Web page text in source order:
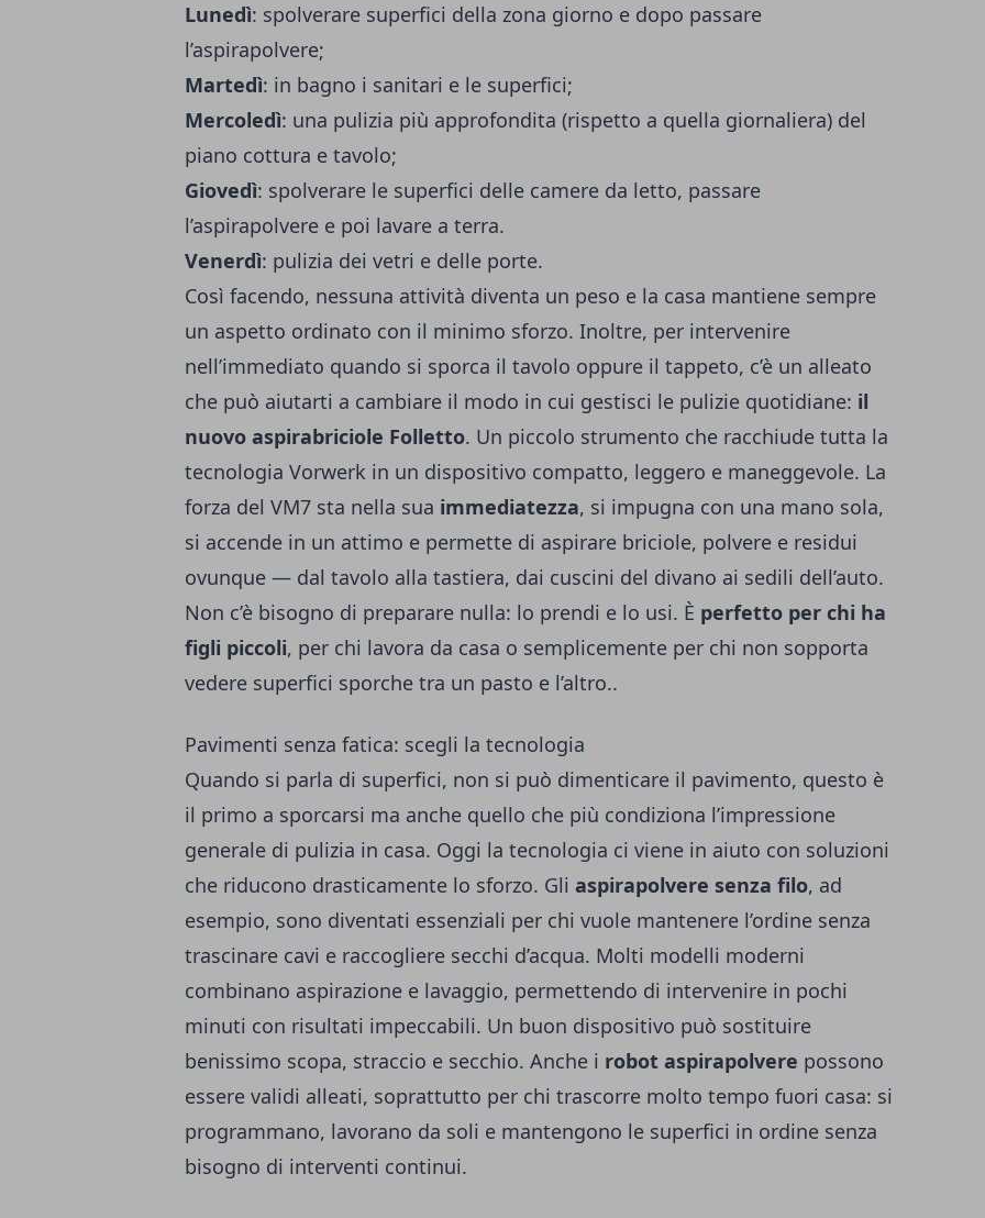
Lunedì: spolverare superfici della zona giorno e dopo passare
l’aspirapolvere;
Martedì: in bagno i sanitari e le superfici;
Mercoledì: una pulizia più approfondita (rispetto a quella giornaliera) del
piano cottura e tavolo;
Giovedì: spolverare le superfici delle camere da letto, passare
l’aspirapolvere e poi lavare a terra.
Venerdì: pulizia dei vetri e delle porte.
Così facendo, nessuna attività diventa un peso e la casa mantiene sempre
un aspetto ordinato con il minimo sforzo. Inoltre, per intervenire
nell’immediato quando si sporca il tavolo oppure il tappeto, c’è un alleato
che può aiutarti a cambiare il modo in cui gestisci le pulizie quotidiane: il
nuovo aspirabriciole Folletto. Un piccolo strumento che racchiude tutta la
tecnologia Vorwerk in un dispositivo compatto, leggero e maneggevole. La
forza del VM7 sta nella sua immediatezza, si impugna con una mano sola,
si accende in un attimo e permette di aspirare briciole, polvere e residui
ovunque — dal tavolo alla tastiera, dai cuscini del divano ai sedili dell’auto.
Non c’è bisogno di preparare nulla: lo prendi e lo usi. È perfetto per chi ha
figli piccoli, per chi lavora da casa o semplicemente per chi non sopporta
vedere superfici sporche tra un pasto e l’altro..
Pavimenti senza fatica: scegli la tecnologia
Quando si parla di superfici, non si può dimenticare il pavimento, questo è
il primo a sporcarsi ma anche quello che più condiziona l’impressione
generale di pulizia in casa. Oggi la tecnologia ci viene in aiuto con soluzioni
che riducono drasticamente lo sforzo. Gli aspirapolvere senza filo, ad
esempio, sono diventati essenziali per chi vuole mantenere l’ordine senza
trascinare cavi e raccogliere secchi d’acqua. Molti modelli moderni
combinano aspirazione e lavaggio, permettendo di intervenire in pochi
minuti con risultati impeccabili. Un buon dispositivo può sostituire
benissimo scopa, straccio e secchio. Anche i robot aspirapolvere possono
essere validi alleati, soprattutto per chi trascorre molto tempo fuori casa: si
programmano, lavorano da soli e mantengono le superfici in ordine senza
bisogno di interventi continui.